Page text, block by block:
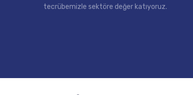
tecrübemizle sektöre değer katıyoruz.